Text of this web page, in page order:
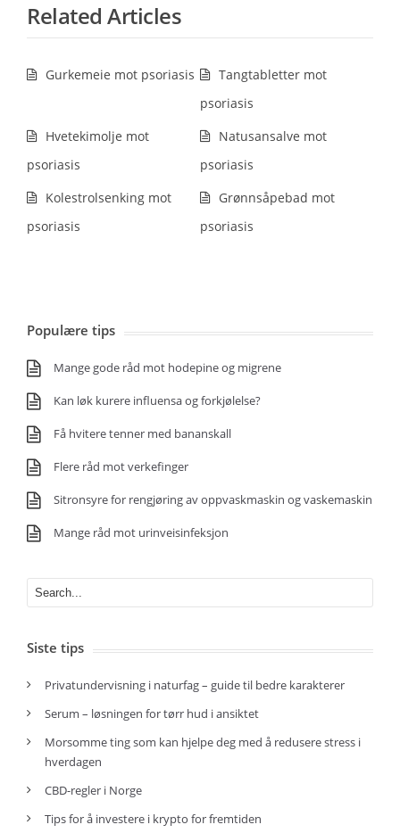
Related Articles
Gurkemeie mot psoriasis
Tangtabletter mot
psoriasis
Hvetekimolje mot
psoriasis
Natusansalve mot
psoriasis
Kolestrolsenking mot
psoriasis
Grønnsåpebad mot
psoriasis
Populære tips
Mange gode råd mot hodepine og migrene
Kan løk kurere influensa og forkjølelse?
Få hvitere tenner med bananskall
Flere råd mot verkefinger
Sitronsyre for rengjøring av oppvaskmaskin og vaskemaskin
Mange råd mot urinveisinfeksjon
Siste tips
Privatundervisning i naturfag – guide til bedre karakterer
Serum – løsningen for tørr hud i ansiktet
Morsomme ting som kan hjelpe deg med å redusere stress i
hverdagen
CBD-regler i Norge
Tips for å investere i krypto for fremtiden